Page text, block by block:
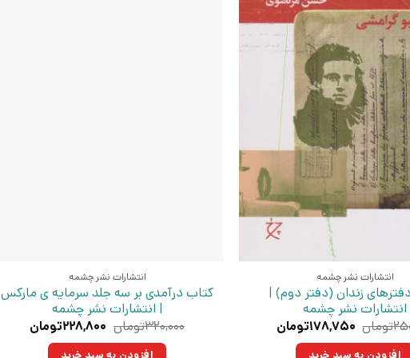
انتشارات نشر چشمه
زندان (دفتر دوم) |
انتشارات نشر چشمه
تومان قیمت
۲۵۰,۰۰۰تومان
۱۷۸,۷۵۰تومان
انتشارات نشر چشمه
کتاب درآمدی بر سه جلد سرمایه ی مارکس
| انتشارات نشر چشمه
۳۲۰,۰۰۰تومان قیمت
۳۲۰,۰۰۰تومان
۲۲۸,۸۰۰تومانقیمت